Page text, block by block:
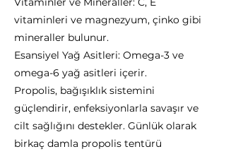
vitaminleri ve magnezyum, çinko gibi
mineraller bulunur.
Esansiyel Yağ Asitleri: Omega-3 ve
omega-6 yağ asitleri içerir.
Propolis, bağışıklık sistemini
güçlendirir, enfeksiyonlarla savaşır ve
cilt sağlığını destekler. Günlük olarak
birkaç damla propolis tentürü